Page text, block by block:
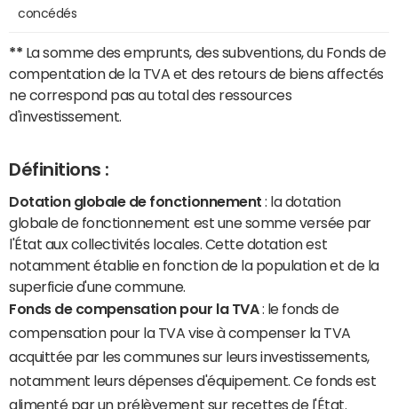
concédés
** La somme des emprunts, des subventions, du Fonds de
compentation de la TVA et des retours de biens affectés
ne correspond pas au total des ressources
d'investissement.
Définitions :
Dotation globale de fonctionnement : la dotation
globale de fonctionnement est une somme versée par
l'État aux collectivités locales. Cette dotation est
notamment établie en fonction de la population et de la
superficie d'une commune.
Fonds de compensation pour la TVA: le fonds de
compensation pour la TVA vise à compenser la TVA
acquittée par les communes sur leurs investissements,
notamment leurs dépenses d'équipement. Ce fonds est
alimenté par un prélèvement sur recettes de l'État.